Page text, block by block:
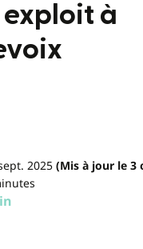
à
2025(Mis à jour le 3